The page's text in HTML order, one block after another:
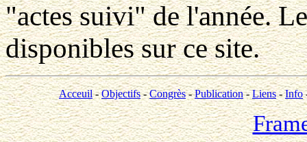
"actes suivi" de l'année.
disponibles sur ce site.
Acceuil-Objectifs-Congrès-Publication-Liens-Info